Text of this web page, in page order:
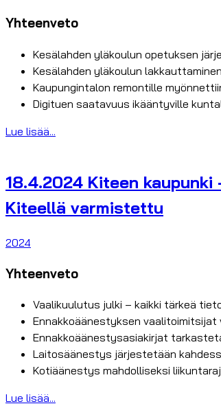
Yhteenveto
Kesälahden yläkoulun opetuksen
Kesälahden yläkoulun
Kaupungintalon remontille
Digituen saatavuus ikääntyville
Lue lisää...
18.4.2024 Kiteen
Kiteellä varmistettu
2024
Yhteenveto
Vaalikuulutus julki – kaikki tärkeä
Ennakkoäänestyksen
Ennakkoäänestysasiakirjat
Laitosäänestys järjestetään
Kotiäänestys mahdolliseksi
Lue lisää...